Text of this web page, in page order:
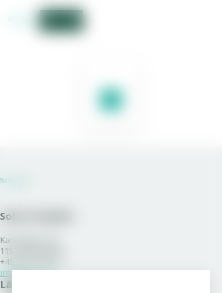
Solera Sweden
Karlavägen 108
115 26 Stockholm
+46 200 77 80 70
info@solera.se
Länkar